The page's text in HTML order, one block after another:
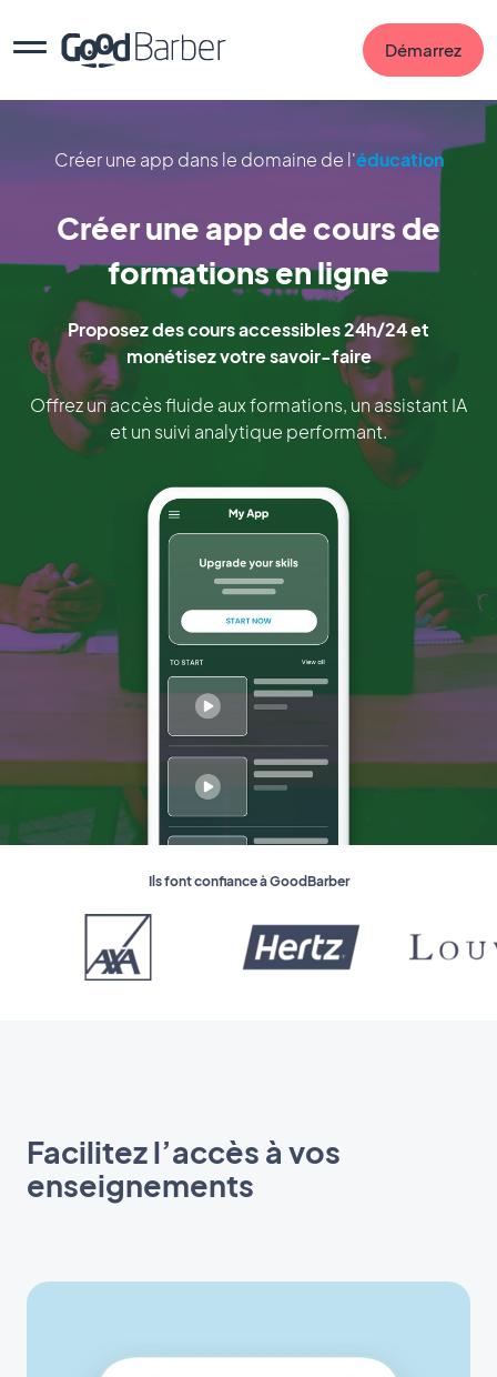
Démarrez
Créer une app dans le domaine de l'éducation
Créer une app de cours de
formations en ligne
Proposez des cours accessibles 24h/24 et
monétisez votre savoir-faire
Offrez un accès fluide aux formations, un assistant IA
et un suivi analytique performant.
Ils font confiance à GoodBarber
Facilitez l’accès à vos
enseignements